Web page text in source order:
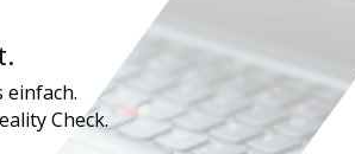
einfach.
Check.